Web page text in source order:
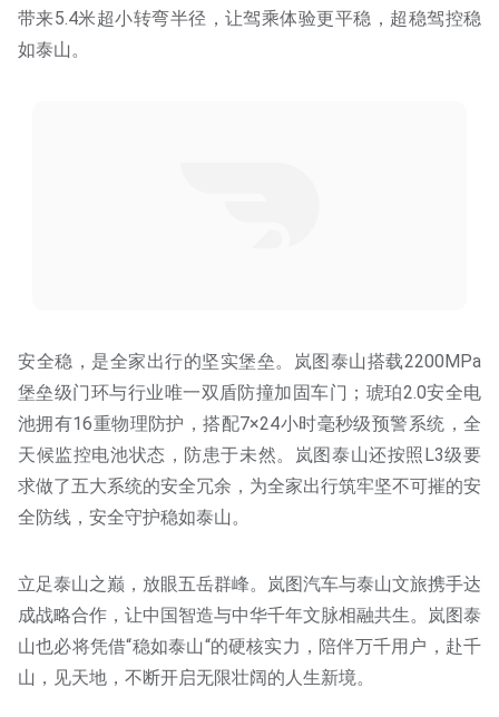
带来5.4米超小转弯半径，让驾乘体验更平稳，超稳驾控稳
如泰山。
安全稳，是全家出行的坚实堡垒。岚图泰山搭载2200MPa
堡垒级门环与行业唯一双盾防撞加固车门；琥珀2.0安全电
池拥有16重物理防护，搭配7×24小时毫秒级预警系统，全
天候监控电池状态，防患于未然。岚图泰山还按照L3级要
求做了五大系统的安全冗余，为全家出行筑牢坚不可摧的安
全防线，安全守护稳如泰山。
立足泰山之巅，放眼五岳群峰。岚图汽车与泰山文旅携手达
成战略合作，让中国智造与中华千年文脉相融共生。岚图泰
山也必将凭借“稳如泰山“的硬核实力，陪伴万千用户，赴千
山，见天地，不断开启无限壮阔的人生新境。